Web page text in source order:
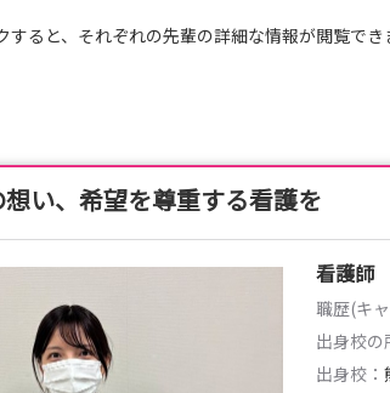
随時受付も継続中
ください。2027卒以外の方も大歓迎です！）
、職場の雰囲気や教育体制について知ることが
生よりお気軽にエントリーください！
す。
すると、それぞれの先輩の詳細な情報が閲覧でき
い、希望を尊重する看護を
看護師
職歴(キ
出身校の
出身校：